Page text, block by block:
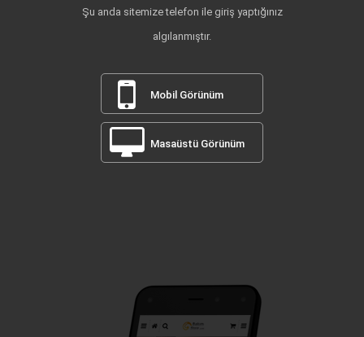
Şu anda sitemize telefon ile giriş yaptığınız
algılanmıştır.
Mobil Görünüm
Masaüstü Görünüm